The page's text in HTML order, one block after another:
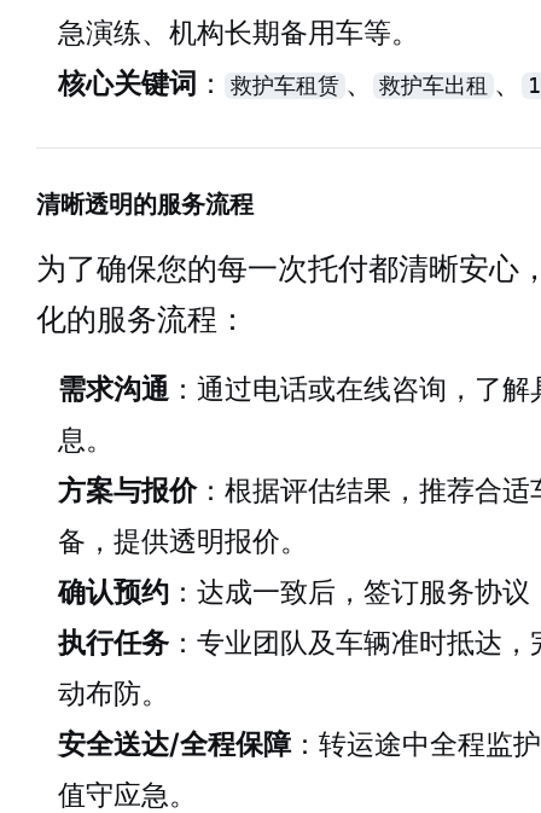
急演练、机构长期备用车等。
核心关键词 ： 救护车租赁 、 救护车出租 、
清晰透明的服务流程
为了确保您的每一次托付都清晰安心
化的服务流程：
需求沟通：通过电话或在线咨询，了
息。
方案与报价：根据评估结果，推荐合适
备，提供透明报价。
确认预约 ：达成一致后，签订服务协
执行任务 ：专业团队及车辆准时抵达
动布防。
安全送达/全程保障：转运途中全程监
值守应急。